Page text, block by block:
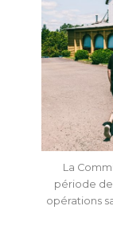
La
période
opérations